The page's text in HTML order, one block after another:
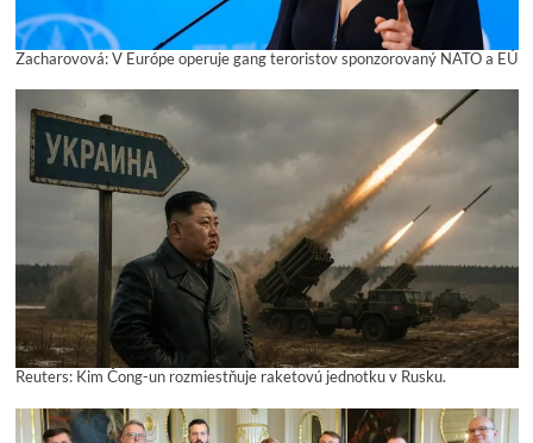
Zacharovová: V Európe operuje gang teroristov sponzorovaný NATO a EÚ
Reuters: Kim Čong-un rozmiestňuje raketovú jednotku v Rusku.